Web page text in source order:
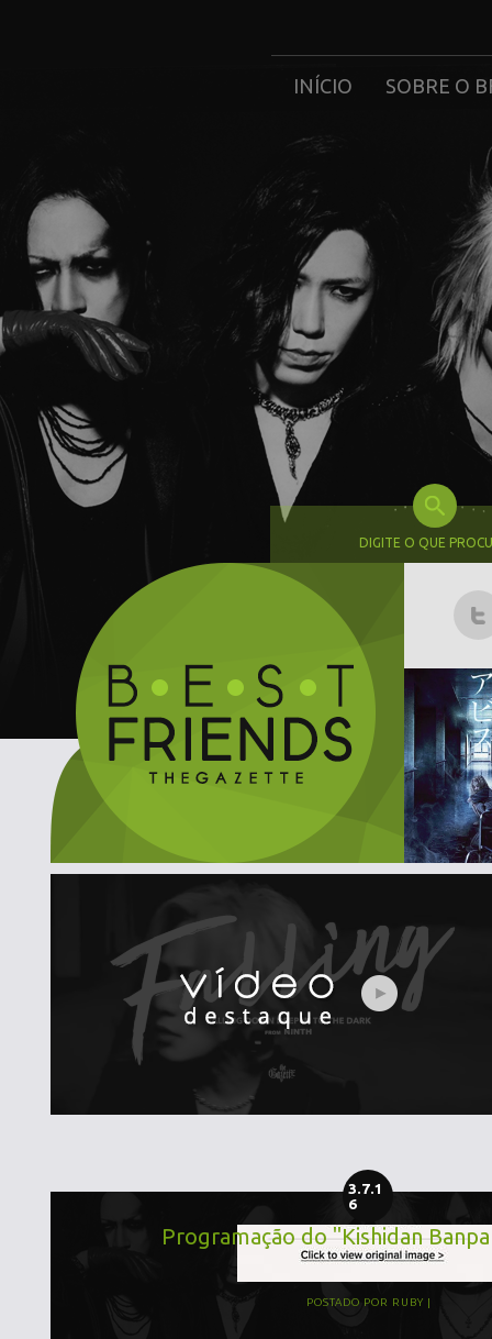
INÍCIO SOBRE O
DIGITE O QUE
3.7.1
6
Programação do "Kishidan
POSTADO POR RUBY